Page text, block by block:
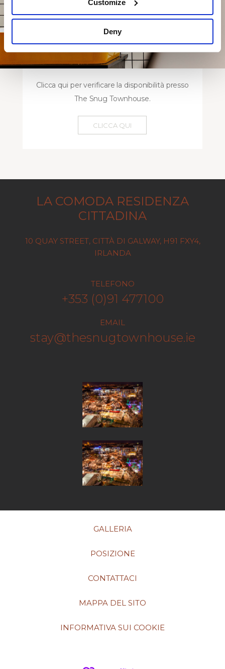
Customize
Deny
Clicca qui per verificare la disponibilità presso
The Snug Townhouse.
CLICCA QUI
LA COMODA RESIDENZA
CITTADINA
10 QUAY STREET, CITTÀ DI GALWAY, H91 FXY4,
IRLANDA
TELEFONO
+353 (0)91 477100
EMAIL
stay@thesnugtownhouse.ie
GALLERIA
POSIZIONE
CONTATTACI
MAPPA DEL SITO
INFORMATIVA SUI COOKIE